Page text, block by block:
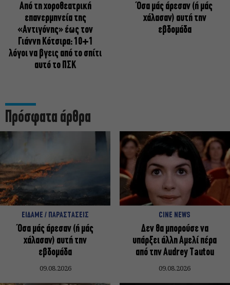
Από τη χοροθεατρική
επανερμηνεία της
«Αντιγόνης» έως τον
Γιάννη Κότσιρα: 10+1
λόγοι να βγεις από το σπίτι
αυτό το ΠΣΚ
Όσα μάς άρεσαν (ή μάς
χάλασαν) αυτή την
εβδομάδα
Πρόσφατα άρθρα
ΕΙΔΑΜΕ / ΠΑΡΑΣΤΑΣΕΙΣ
Όσα μάς άρεσαν (ή μάς
χάλασαν) αυτή την
εβδομάδα
09.08.2026
CINE NEWS
Δεν θα μπορούσε να
υπάρξει άλλη Αμελί πέρα
από την Audrey Tautou
09.08.2026